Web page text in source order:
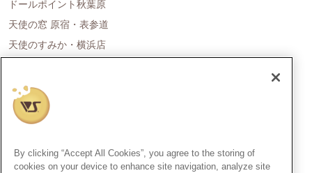
ドールポイント秋葉原
天使の窓 原宿・表参道
天使のすみか・横浜店
天使の里 霞中庵
ドールポイント大阪
天使のすみか・神戸店
天使のすみか・福岡店
By clicking “Accept All Cookies”, you agree to the storing of
cookies on your device to enhance site navigation, analyze site